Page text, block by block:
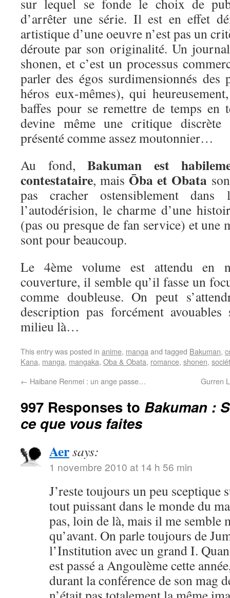
sur lequel se fonde le choix de
d’arrêter une série. Il est en effet
artistique d’une oeuvre n’est pas un
déroute par son originalité. Un
shonen, et c’est un processus
parler des égos surdimensionnés des
héros eux-mêmes), qui
baffes pour se remettre de temps en
devine même une critique
présenté comme assez moutonnier…
Au fond, Bakuman est
contestataire, mais Ōba et Obata
pas cracher ostensiblement dans
l’autodérision, le charme d’une
(pas ou presque de fan service) et une
sont pour beaucoup.
Le 4ème volume est attendu en
couverture, il semble qu’il fasse un
comme doubleuse. On peut
description pas forcément
milieu là…
This entry was posted in anime, manga and tagged Bakuman,
Kana, manga, mangaka, Oba & Obata, romance, shonen,
← Haibane Renmei : un ange passe… Gurren
997 Responses to Bakuman :
ce que vous faites
Aersays:
1 novembre 2010 at 14 h 56 min
J’reste toujours un peu sceptique
tout puissant dans le monde du
pas, loin de là, mais il me semble
qu’avant. On parle toujours de
l’Institution avec un grand I.
est passé a Angoulème cette
durant la conférence de son mag